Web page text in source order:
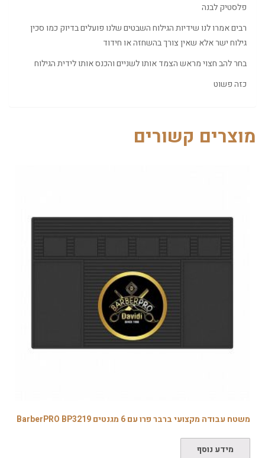
פלסטיק לבנה
רבים אמרו לנו שידיות הגילוח השבטים שלנו פועלים בדיוק כמו סכין
גילוח ישר אלא שאין צורך בהשחזה או חידוד
בחר להב חצוי מראש הצמד אותו לשניים והכנס אותו לידית הגילוח
כזה פשוט
מוצרים קשורים
משטח עבודה מקצועי ברבר פרו עם 6 מגנטים BarberPRO BP3219
מידע נוסף